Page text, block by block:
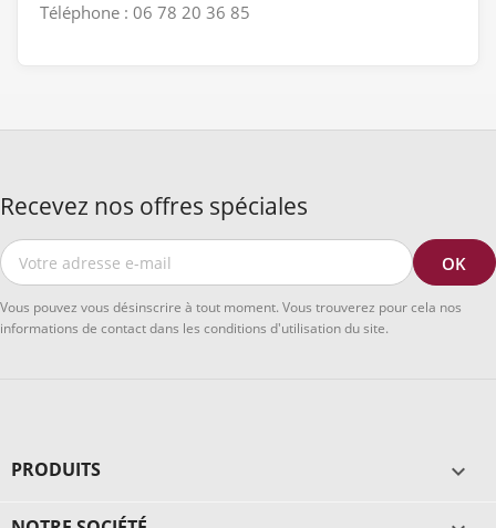
Téléphone : 06 78 20 36 85
Recevez nos offres spéciales
Vous pouvez vous désinscrire à tout moment. Vous trouverez pour cela nos
informations de contact dans les conditions d'utilisation du site.
PRODUITS 